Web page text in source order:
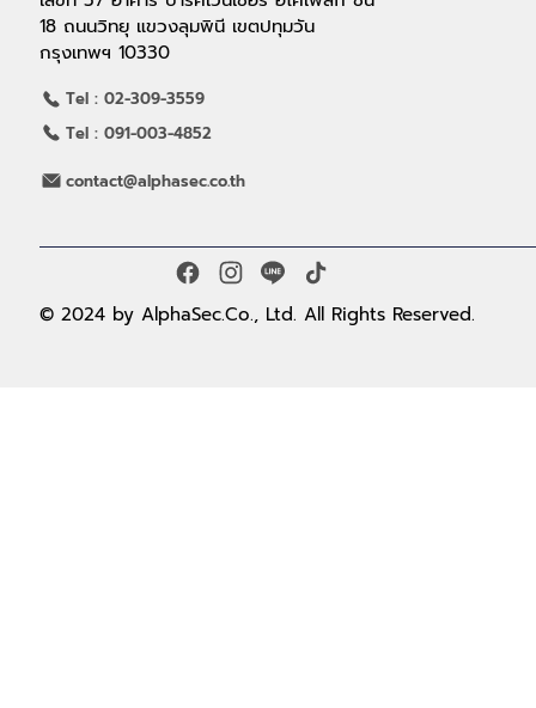
18 ถนนวิทยุ แขวงลุมพินี เขตปทุมวัน
กรุงเทพฯ 10330
contact@alphasec.co.th
Tel : 02-309-3559
Tel : 091-003-4852
© 2024 by AlphaSec.Co., Ltd. All Rights Reserved.